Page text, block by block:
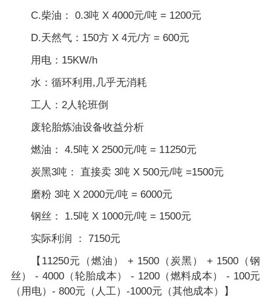
C.柴油： 0.3吨 X 4000元/吨 = 1200元
D.天然气：150方 X 4元/方 = 600元
用电：15KW/h
水：循环利用,几乎无消耗
工人：2人轮班倒
废轮胎炼油设备收益分析
燃油： 4.5吨 X 2500元/吨 = 11250元
炭黑3吨： 直接卖 3吨 X 500元/吨 =1500元
磨粉 3吨 X 2000元/吨 = 6000元
钢丝： 1.5吨 X 1000元/吨 = 1500元
实际利润 ： 7150元
【11250元（燃油） + 1500（炭黑） + 1500（钢
丝） - 4000（轮胎成本） - 1200（燃料成本） - 100元
（用电）- 800元（人工）-1000元（其他成本）】